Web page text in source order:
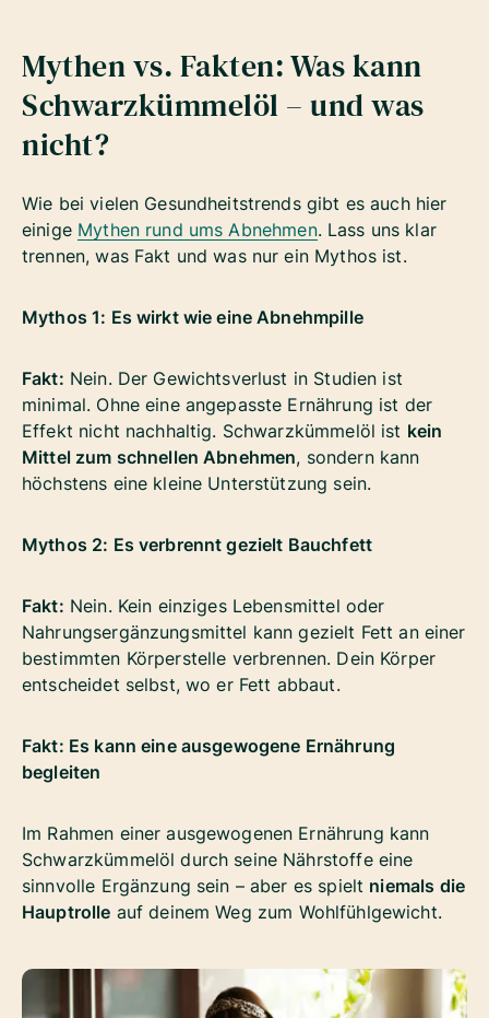
Mythen vs. Fakten: Was kann
Schwarzkümmelöl – und was
nicht?
Wie bei vielen Gesundheitstrends gibt es auch hier
einige Mythen rund ums Abnehmen. Lass uns klar
trennen, was Fakt und was nur ein Mythos ist.
Mythos 1: Es wirkt wie eine Abnehmpille
Fakt: Nein. Der Gewichtsverlust in Studien ist
minimal. Ohne eine angepasste Ernährung ist der
Effekt nicht nachhaltig. Schwarzkümmelöl ist kein
Mittel zum schnellen Abnehmen, sondern kann
höchstens eine kleine Unterstützung sein.
Mythos 2: Es verbrennt gezielt Bauchfett
Fakt: Nein. Kein einziges Lebensmittel oder
Nahrungsergänzungsmittel kann gezielt Fett an einer
bestimmten Körperstelle verbrennen. Dein Körper
entscheidet selbst, wo er Fett abbaut.
Fakt: Es kann eine ausgewogene Ernährung
begleiten
Im Rahmen einer ausgewogenen Ernährung kann
Schwarzkümmelöl durch seine Nährstoffe eine
sinnvolle Ergänzung sein – aber es spielt niemals die
Hauptrolle auf deinem Weg zum Wohlfühlgewicht.